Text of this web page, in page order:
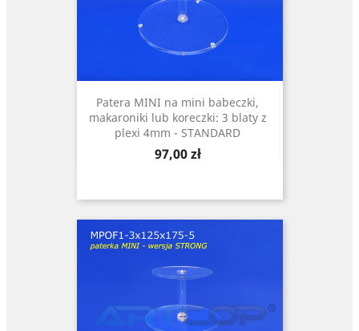
Patera MINI na mini babeczki,
makaroniki lub koreczki: 3 blaty z
plexi 4mm - STANDARD
Cena
97,00 zł